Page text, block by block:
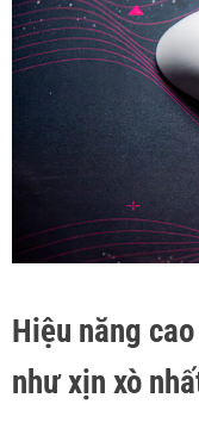
Hiệu năng
như xịn xò